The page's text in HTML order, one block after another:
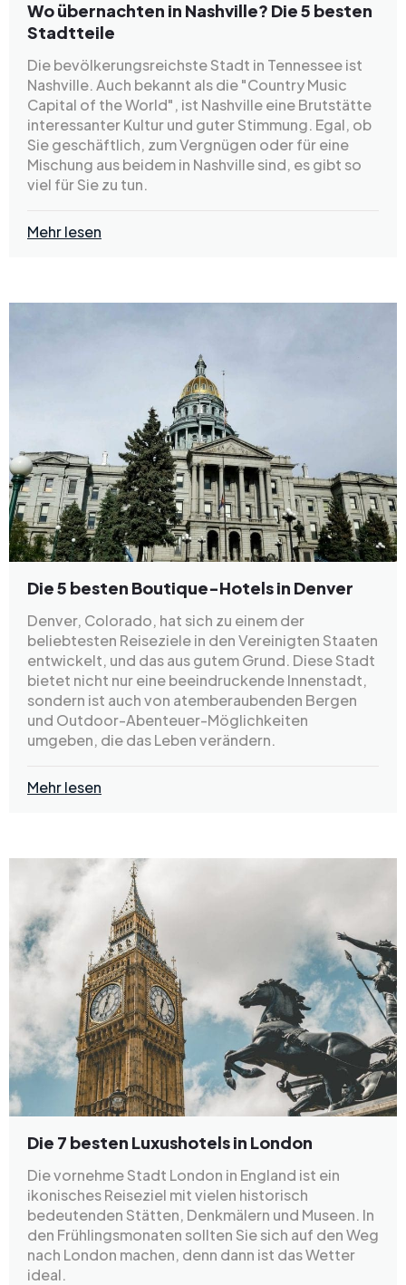
Wo übernachten in Nashville? Die 5 besten
Stadtteile
Die bevölkerungsreichste Stadt in Tennessee ist
Nashville. Auch bekannt als die "Country Music
Capital of the World", ist Nashville eine Brutstätte
interessanter Kultur und guter Stimmung. Egal, ob
Sie geschäftlich, zum Vergnügen oder für eine
Mischung aus beidem in Nashville sind, es gibt so
viel für Sie zu tun.
Mehr lesen
Die 5 besten Boutique-Hotels in Denver
Denver, Colorado, hat sich zu einem der
beliebtesten Reiseziele in den Vereinigten Staaten
entwickelt, und das aus gutem Grund. Diese Stadt
bietet nicht nur eine beeindruckende Innenstadt,
sondern ist auch von atemberaubenden Bergen
und Outdoor-Abenteuer-Möglichkeiten
umgeben, die das Leben verändern.
Mehr lesen
Die 7 besten Luxushotels in London
Die vornehme Stadt London in England ist ein
ikonisches Reiseziel mit vielen historisch
bedeutenden Stätten, Denkmälern und Museen. In
den Frühlingsmonaten sollten Sie sich auf den Weg
nach London machen, denn dann ist das Wetter
ideal.